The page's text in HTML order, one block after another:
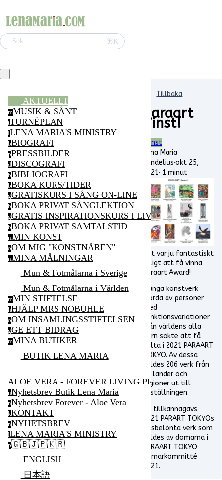
Sök ⌘K
AKTUELLT
mMUSIK & SÅNT
tTURNÉPLAN
lLENA MARIA'S MINISTRY
bBIOGRAFI
pPRESSBILDER
dDISCOGRAFI
bBIBLIOGRAFI
bBOKA KURS/TIDER
gGRATISKURS I SÅNG ON-LINE
bBOKA PRIVAT SÅNGLEKTION
gGRATIS INSPIRATIONSKURS I LIVSGLÄDJE ON-
bBOKA PRIVAT SAMTALSTID
mMIN KONST
oOM MIG "KONSTNÄREN"
mMINA MÅLNINGAR
Mun & Fotmålarna i Sverige
Mun & Fotmålarna i Världen
mMIN STIFTELSE
hHJÄLP MRS NOBUHLE
oOM INSAMLINGSSTIFTELSEN
gGE ETT BIDRAG
mMINA BUTIKER
BUTIK LENA MARIA
ALOE VERA - FOREVER LIVING PRODUCTS
nNyhetsbrev Butik Lena Maria
nNyhetsbrev Forever - Aloe Vera
kKONTAKT
nNYHETSBREV
lLENA MARIA'S MINISTRY
p🇬🇧🇯🇵🇰🇷
ENGLISH
日本語
Tillbaka
Paraart
Vinst!
Konst
Lena Maria
Vendelius·okt 25,
2021· 1 minut
Det var ju fantastiskt
roligt att få vinna
Paraart Award!
Många konstverk
gjorda av personer
med
funktionsvariationer
från världens alla
hörn sökte att få
delta i 2021 PARAART
TOKYO. Av dessa
valdes 206 verk från
36 länder och
regioner ut till
utställningen.
Nu tillkännagavs
2021 PARART TOKYOs
prisbelönta verk som
valdes av domarna i
PARAART TOKYO
domarkommitté
2021.